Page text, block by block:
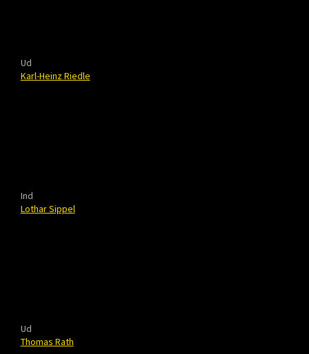
Ud
Karl-Heinz Riedle
Ind
Lothar Sippel
Ud
Thomas Rath